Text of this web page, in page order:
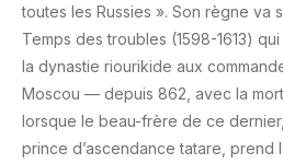
toutes les Russies ». Son règne va
Temps des troubles (1598-1613)
la dynastie riourikide aux
Moscou — depuis 862, avec la
lorsque le beau-frère de ce
prince d’ascendance tatare,